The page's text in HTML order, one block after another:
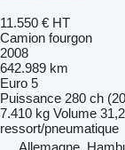
11.550 € HT
Camion fourgon
2008
642.989 km
Euro 5
Puissance 280 ch
7.410 kg Volume
ressort/pneumatique
Allemagne,